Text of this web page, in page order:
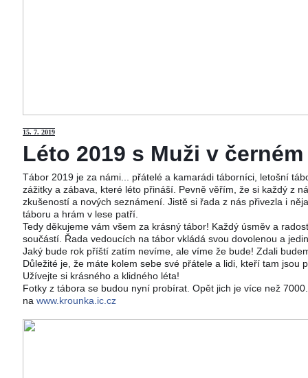
15. 7. 2019
Léto 2019 s Muži v
Tábor 2019 je za námi... přátelé a kamarádi táborníci, letošní
zážitky a zábava, které léto přináší. Pevně věřím, že si každý z
zkušeností a nových seznámení. Jistě si řada z nás přivezla i
táboru a hrám v lese patří.
Tedy děkujeme vám všem za krásný tábor! Každý úsměv a
součástí. Řada vedoucích na tábor vkládá svou dovolenou a
Jaký bude rok příští zatím nevíme, ale víme že bude! Zdali
Důležité je, že máte kolem sebe své přátele a lidi, kteří tam jsou
Užívejte si krásného a klidného léta!
Fotky z tábora se budou nyní probírat. Opět jich je více než
na www.krounka.ic.cz